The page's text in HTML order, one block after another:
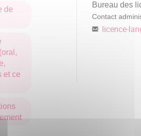
de
et ce
Bureau des
Contact
licence-